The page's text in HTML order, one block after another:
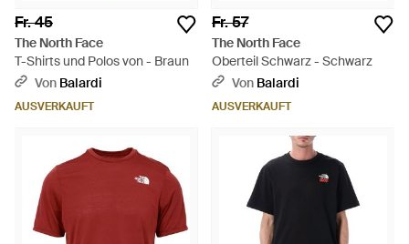
Fr. 45
The North Face
T-Shirts und Polos von - Braun
Von Balardi
AUSVERKAUFT
Fr. 57
The North Face
Oberteil Schwarz - Schwarz
Von Balardi
AUSVERKAUFT